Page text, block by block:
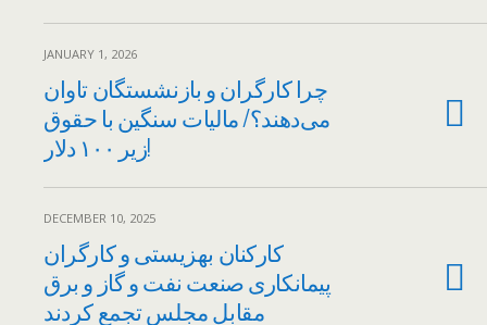
JANUARY 1, 2026
چرا کارگران و بازنشستگان تاوان
می‌دهند؟/ مالیات سنگین با حقوق
زیر ۱۰۰ دلار!
DECEMBER 10, 2025
کارکنان بهزیستی و کارگران
پیمانکاری صنعت نفت و گاز و برق
مقابل مجلس تجمع کردند